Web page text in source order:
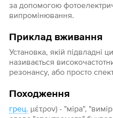
за допомогою
випромінювання.
Приклад вживання
Установка, якій підвладні
називається
резонансу, або просто
Походження
грец. μέτρον) - "міра",